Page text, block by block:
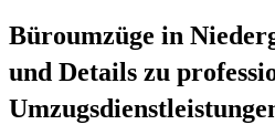
Büroumzüge in
und Details zu